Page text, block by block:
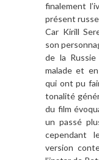
finalement
présent
Car Kirill
son
de la Russie
malade et
qui ont pu
tonalité
du film
un passé
cependant
version